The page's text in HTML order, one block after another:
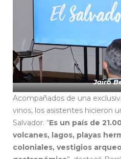
Jairo
Acompañados de una
vinos, los asistentes hicieron
Salvador. “Es un país de
volcanes, lagos, playas
coloniales, vestigios